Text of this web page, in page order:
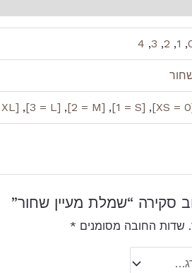
,
1
,
2
,
3
,
4
[0
,
[1 = S]
,
[2 = M]
,
[3 = L]
,
[4 = XL]
סקירה “שמלת מעיין שחור”
שדות החובה מסומנים *